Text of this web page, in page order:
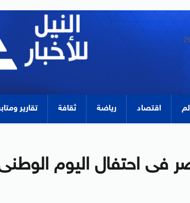
اقتصاد رياضة ثقافة تقارير
فى احتفال اليوم